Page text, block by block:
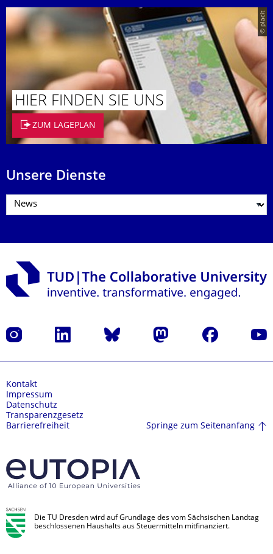
© placit
HIER FINDEN SIE UNS
ZUM LAGEPLAN
Unsere Dienste
Instagram LinkedIn Bluesky Mastodon Facebook
Kontakt
Impressum
Datenschutz
Transparenzgesetz
Barrierefreiheit
Springe zum Seitenanfang
Die TU Dresden wird auf Grundlage des vom Sächsischen Landtag
beschlossenen Haushalts aus Steuermitteln mitfinanziert.